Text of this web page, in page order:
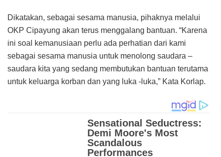
Dikatakan, sebagai sesama manusia, pihaknya melalui
OKP Cipayung akan terus menggalang bantuan. “Karena
ini soal kemanusiaan perlu ada perhatian dari kami
sebagai sesama manusia untuk menolong saudara –
saudara kita yang sedang membutukan bantuan terutama
untuk keluarga korban dan yang luka -luka,” Kata Korlap.